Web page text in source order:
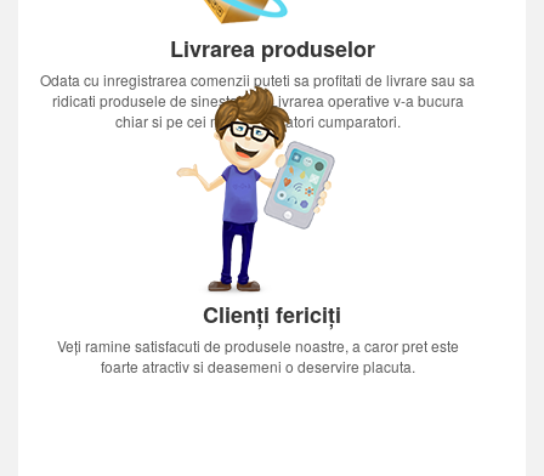
Livrarea produselor
Odata cu inregistrarea comenzii puteti sa profitati de livrare sau sa
ridicati produsele de sinestatator.Livrarea operative v-a bucura
chiar si pe cei mai nerabdatori cumparatori.
Clienți fericiți
Veți ramine satisfacuti de produsele noastre, a caror pret este
foarte atractiv si deasemeni o deservire placuta.